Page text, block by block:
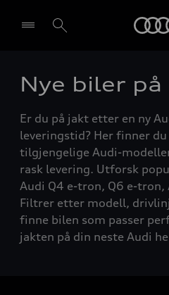
Velg forhandler
Nye biler på
Er du på jakt etter en ny
leveringstid? Her finner
tilgjengelige Audi-
rask levering. Utforsk
Audi Q4 e-tron, Q6 e-tron,
Filtrer etter modell,
finne bilen som passer
jakten på din neste Audi